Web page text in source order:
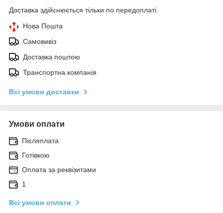
Доставка здійснюється тільки по передоплаті.
Нова Пошта
Самовивіз
Доставка поштою
Транспортна компанія
Всі умови доставки
Умови оплати
Післяплата
Готівкою
Оплата за реквізитами
1
Всі умови оплати